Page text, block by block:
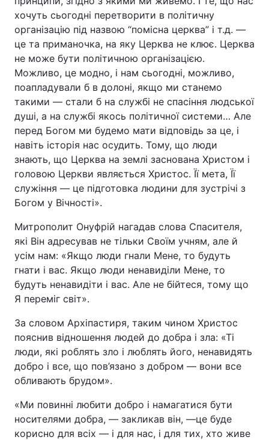
хочуть сьогодні перетворити в політичну
організацію під назвою “помісна церква” і т.д. —
це та приманочка, на яку Церква не клює. Церква
не може бути політичною організацією.
Можливо, це модно, і нам сьогодні, можливо,
поапладували б в долоні, якщо ми станемо
такими — стали б на службі не спасіння людської
душі, а на службі якось політичної системи… Але
перед Богом ми будемо мати відповідь за це, і
навіть історія нас осудить. Тому, що люди
знають, що Церква на землі заснована Христом і
головою Церкви являється Христос. Її мета, Її
служіння — це підготовка людини для зустрічі з
Богом у Вічності».
Митрополит Онуфрій нагадав слова Спасителя,
які Він адресував не тільки Своїм учням, але й
усім нам: «Якщо люди гнали Мене, то будуть
гнати і вас. Якщо люди ненавиділи Мене, то
будуть ненавидіти і вас. Але не бійтеся, тому що
Я переміг світ».
За словом Архіпастиря, таким чином Христос
пояснив відношення людей до добра і зла: «Ті
люди, які роблять зло і люблять його, ненавидять
добро і все, що пов’язано з добром — вони все
обливають брудом».
«Ми повинні любити добро і намагатися бути
носителями добра, — закликав він, —це буде
корисно для всіх — і для нас, і для тих, хто живе